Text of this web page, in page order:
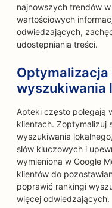
najnowszych trendów
wartościowych
odwiedzających,
udostępniania treści.
Optymalizacja
wyszukiwania
Apteki często polegają
klientach. Zoptymalizuj
wyszukiwania
słów kluczowych i
wymieniona w Google
klientów do
poprawić rankingi
więcej odwiedzających.